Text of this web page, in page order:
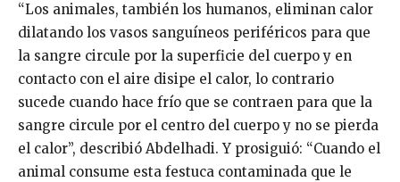
“Los animales, también los humanos, eliminan calor
dilatando los vasos sanguíneos periféricos para que
la sangre circule por la superficie del cuerpo y en
contacto con el aire disipe el calor, lo contrario
sucede cuando hace frío que se contraen para que la
sangre circule por el centro del cuerpo y no se pierda
el calor”, describió Abdelhadi. Y prosiguió: “Cuando el
animal consume esta festuca contaminada que le